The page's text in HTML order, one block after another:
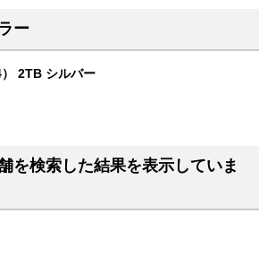
ー
2TB シルバー
を検索した結果を表示していま